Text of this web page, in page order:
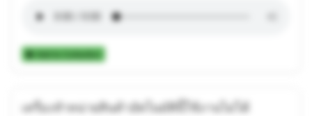
Add to Collection
เครื่องจำหน่ายสินค้าอัตโนมัตินี้ใช้งานไม่ได้